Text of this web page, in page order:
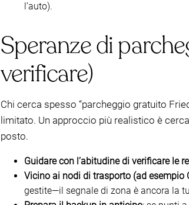
l’auto).
Speranze di
verificare)
Chi cerca spesso “parcheggio gratuito
limitato. Un approccio più realistico è
posto.
Guidare con l’abitudine di verificare le
Vicino ai nodi di trasporto (ad esempio
gestite—il segnale di zona è ancora la